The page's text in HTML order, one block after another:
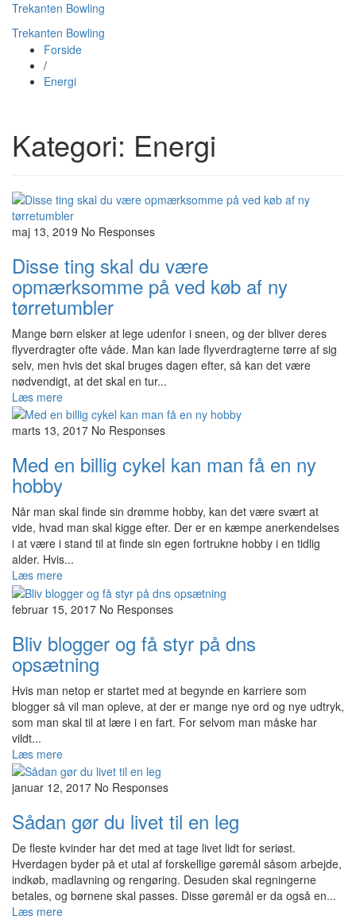
Trekanten Bowling
Trekanten Bowling
Forside
/
Energi
Kategori: Energi
maj 13, 2019 No Responses
Disse ting skal du være
opmærksomme på ved køb af ny
tørretumbler
Mange børn elsker at lege udenfor i sneen, og der bliver deres
flyverdragter ofte våde. Man kan lade flyverdragterne tørre af sig
selv, men hvis det skal bruges dagen efter, så kan det være
nødvendigt, at det skal en tur...
Læs mere
marts 13, 2017 No Responses
Med en billig cykel kan man få en ny
hobby
Når man skal finde sin drømme hobby, kan det være svært at
vide, hvad man skal kigge efter. Der er en kæmpe anerkendelses
i at være i stand til at finde sin egen fortrukne hobby i en tidlig
alder. Hvis...
Læs mere
februar 15, 2017 No Responses
Bliv blogger og få styr på dns
opsætning
Hvis man netop er startet med at begynde en karriere som
blogger så vil man opleve, at der er mange nye ord og nye udtryk,
som man skal til at lære i en fart. For selvom man måske har
vildt...
Læs mere
januar 12, 2017 No Responses
Sådan gør du livet til en leg
De fleste kvinder har det med at tage livet lidt for seriøst.
Hverdagen byder på et utal af forskellige gøremål såsom arbejde,
indkøb, madlavning og rengøring. Desuden skal regningerne
betales, og børnene skal passes. Disse gøremål er da også en...
Læs mere